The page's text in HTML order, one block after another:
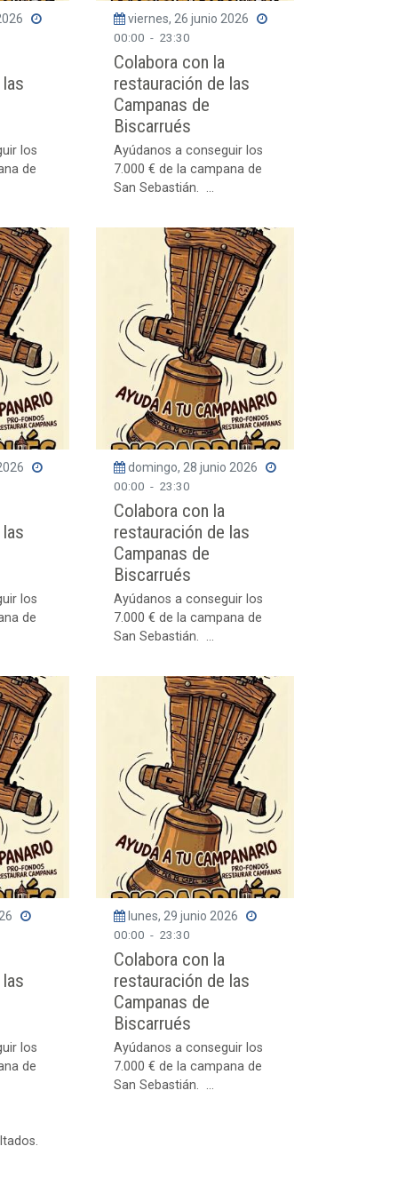
los
de
viernes, 26 junio 2026
00:00 - 23:30
Colabora con la
restauración de las
Campanas de
Biscarrués
Ayúdanos a conseguir los
7.000 € de la campana de
San Sebastián. ...
los
de
domingo, 28 junio 2026
00:00 - 23:30
Colabora con la
restauración de las
Campanas de
Biscarrués
Ayúdanos a conseguir los
7.000 € de la campana de
San Sebastián. ...
los
de
lunes, 29 junio 2026
00:00 - 23:30
Colabora con la
restauración de las
Campanas de
Biscarrués
Ayúdanos a conseguir los
7.000 € de la campana de
San Sebastián. ...